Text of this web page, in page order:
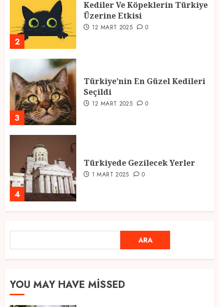
2
Üzerine Etkisi
12 MART 2025 0
3
Türkiye’nin En Güzel Kedileri
Seçildi
12 MART 2025 0
4
Türkiyede Gezilecek Yerler
1 MART 2025 0
Ramazan Ayı 2025: Manevi
Atmosfer ve Özel Hazırlıklar
28 ŞUBAT 2025 0
ARA
YOU MAY HAVE MISSED